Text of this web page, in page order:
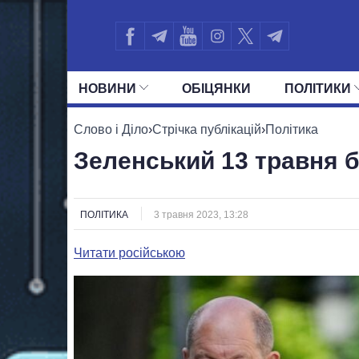
НОВИНИ ОБIЦЯНКИ ПОЛIТИКИ
УСІ ПОЛІТИКИ ПРЕЗИДЕНТ І ОФІС
Слово і Діло›Стрічка публікацій›Політика
Зеленський 13 травня
ПОЛІТИКА 3 травня 2023, 13:28
Читати російською